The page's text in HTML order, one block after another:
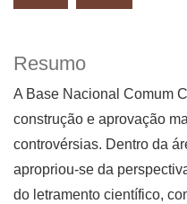
Resumo
A Base Nacional Comum
construção e aprovação
controvérsias. Dentro da
apropriou-se da
do letramento científico,